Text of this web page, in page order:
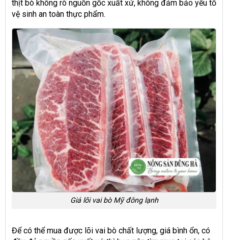
thịt bò không rõ nguồn gốc xuất xứ, không đảm bảo yếu tố
vệ sinh an toàn thực phẩm.
Giá lõi vai bò Mỹ đông lạnh
Để có thể mua được lõi vai bò chất lượng, giá bình ổn, có